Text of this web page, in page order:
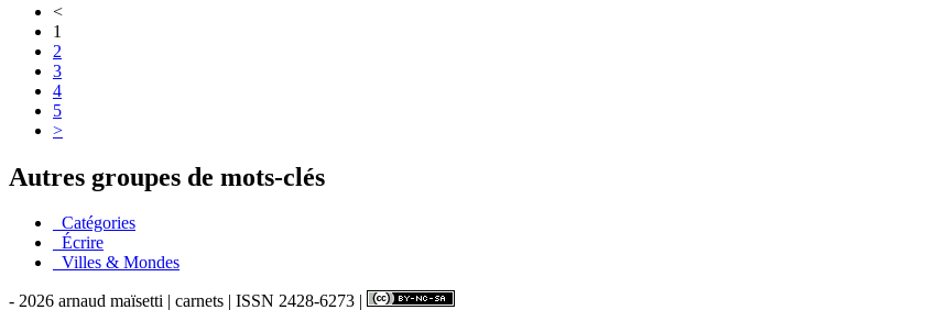
<
1
2
3
4
5
>
Autres groupes de mots-clés
_Catégories
_Écrire
_Villes & Mondes
- 2026 arnaud maïsetti | carnets | ISSN 2428-6273 |